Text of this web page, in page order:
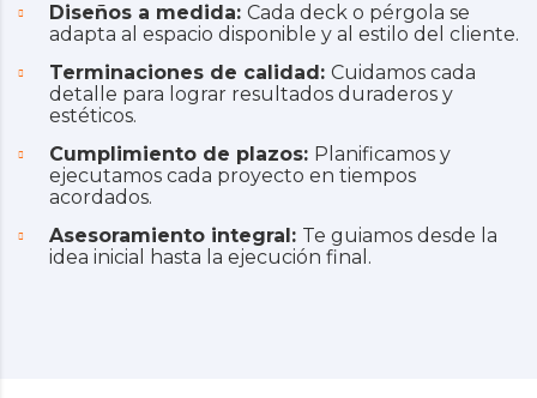
Diseños a medida: Cada deck o pérgola se
adapta al espacio disponible y al estilo del cliente.
Terminaciones de calidad: Cuidamos cada
detalle para lograr resultados duraderos y
estéticos.
Cumplimiento de plazos: Planificamos y
ejecutamos cada proyecto en tiempos
acordados.
Asesoramiento integral: Te guiamos desde la
idea inicial hasta la ejecución final.